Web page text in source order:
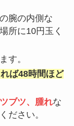
腕の内側な
所に10円玉く
す。
ば48時間ほど
ブツ、腫れな
ださい。